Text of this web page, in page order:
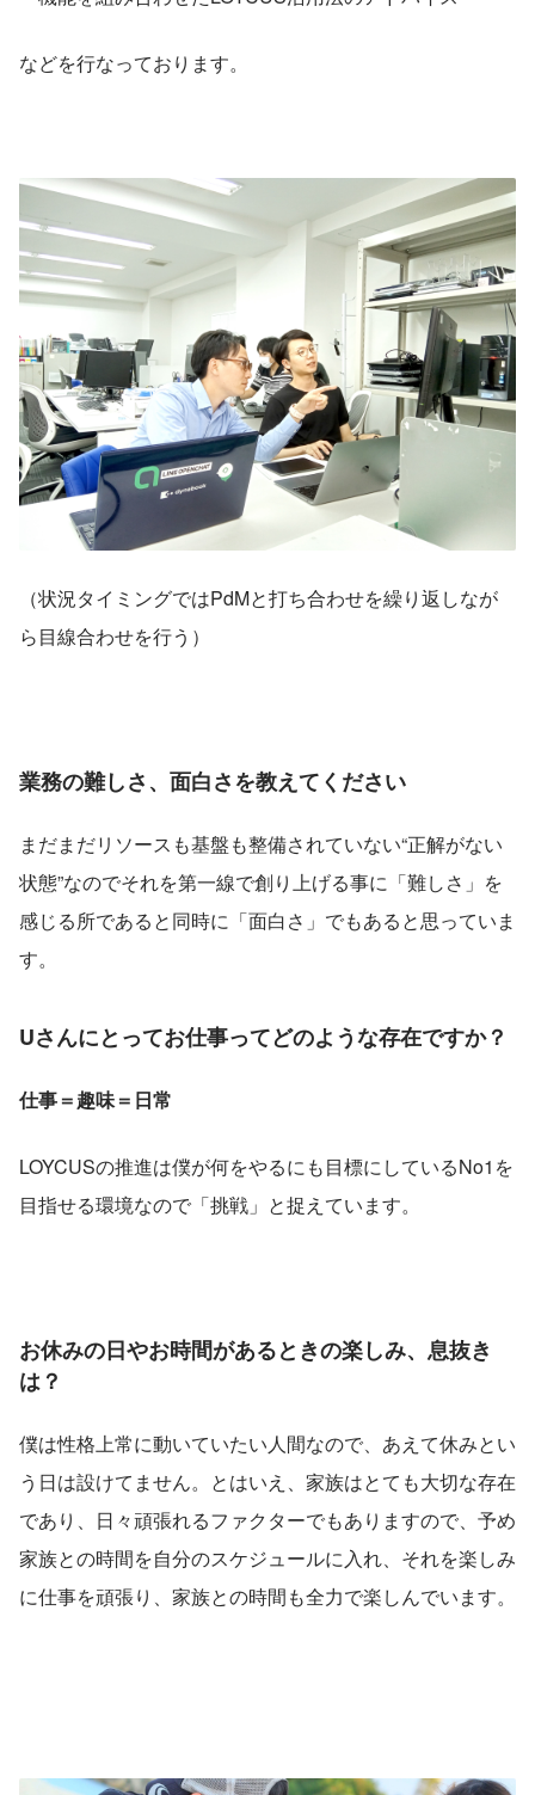
などを行なっております。
（状況タイミングではPdMと打ち合わせを繰り返しなが
ら目線合わせを行う）
業務の難しさ、面白さを教えてください
まだまだリソースも基盤も整備されていない“正解がない
状態”なのでそれを第一線で創り上げる事に「難しさ」を
感じる所であると同時に「面白さ」でもあると思っていま
す。
Uさんにとってお仕事ってどのような存在ですか？
仕事＝趣味＝日常
LOYCUSの推進は僕が何をやるにも目標にしているNo1を
目指せる環境なので「挑戦」と捉えています。
お休みの日やお時間があるときの楽しみ、息抜き
は？
僕は性格上常に動いていたい人間なので、あえて休みとい
う日は設けてません。とはいえ、家族はとても大切な存在
であり、日々頑張れるファクターでもありますので、予め
家族との時間を自分のスケジュールに入れ、それを楽しみ
に仕事を頑張り、家族との時間も全力で楽しんでいます。